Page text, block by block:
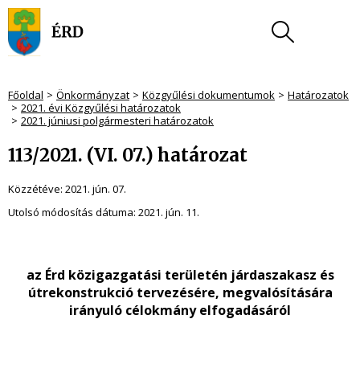
Főoldal Önkormányzat Közgyűlési dokumentumok
Határozatok
2021. évi Közgyűlési határozatok
2021. júniusi polgármesteri határozatok
113/2021. (VI. 07.) határozat
Közzétéve: 2021. jún. 07.
Utolsó módosítás dátuma: 2021. jún. 11.
az Érd közigazgatási területén járdaszakasz és
útrekonstrukció tervezésére, megvalósítására
irányuló célokmány elfogadásáról